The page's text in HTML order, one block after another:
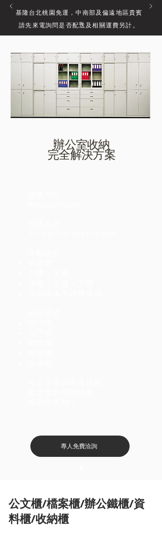
基隆台北桃園免運，中南部及偏遠地區貴賓
請先來電詢問是否配送及相關運費另計。
​辦公室收納
完全解決方案
專人免費洽詢
​公文櫃/檔案櫃/辦公鐵櫃/資
料櫃/收納櫃